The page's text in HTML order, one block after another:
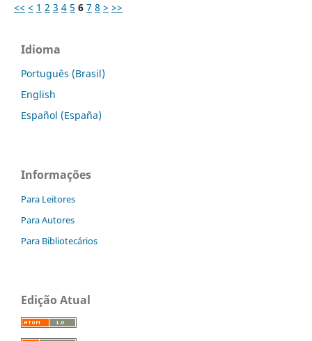
<< < 1 2 3 4 5 6 7 8 > >>
Idioma
Português (Brasil)
English
Español (España)
Informações
Para Leitores
Para Autores
Para Bibliotecários
Edição Atual